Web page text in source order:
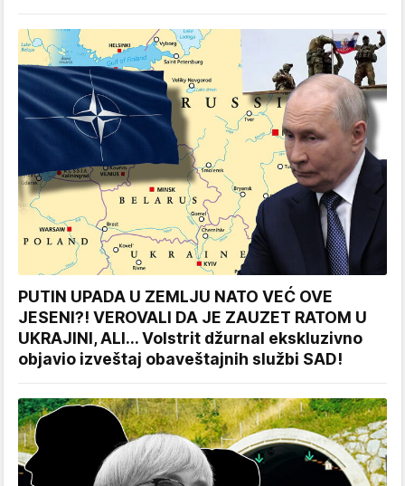
PUTIN UPADA U ZEMLJU NATO VEĆ OVE
JESENI?! VEROVALI DA JE ZAUZET RATOM U
UKRAJINI, ALI... Volstrit džurnal ekskluzivno
objavio izveštaj obaveštajnih službi SAD!